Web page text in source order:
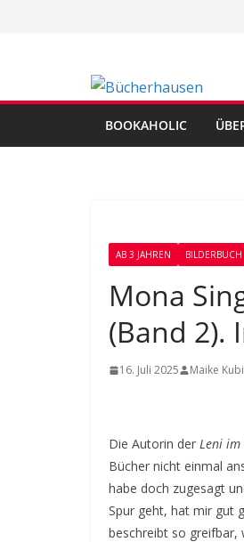
BOOKAHOLIC
AB 3 JAHREN BILDERBUCH
Mona
(Band 2).
16. Juli 2025 Maike
Die Autorin der Leni
Bücher nicht einmal
habe doch zugesagt
Spur geht, hat mir gut
beschreibt so greifbar,